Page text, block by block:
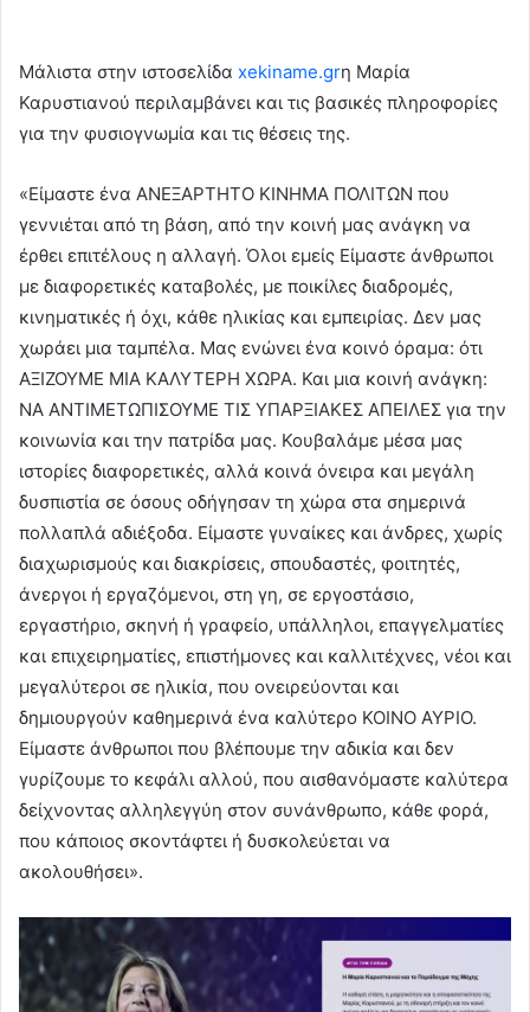
Μάλιστα στην ιστοσελίδα xekiname.grη Μαρία
Καρυστιανού περιλαμβάνει και τις βασικές πληροφορίες
για την φυσιογνωμία και τις θέσεις της.
«Είμαστε ένα ΑΝΕΞΑΡΤΗΤΟ ΚΙΝΗΜΑ ΠΟΛΙΤΩΝ που
γεννιέται από τη βάση, από την κοινή μας ανάγκη να
έρθει επιτέλους η αλλαγή. Όλοι εμείς Είμαστε άνθρωποι
με διαφορετικές καταβολές, με ποικίλες διαδρομές,
κινηματικές ή όχι, κάθε ηλικίας και εμπειρίας. Δεν μας
χωράει μια ταμπέλα. Μας ενώνει ένα κοινό όραμα: ότι
ΑΞΙΖΟΥΜΕ ΜΙΑ ΚΑΛΥΤΕΡΗ ΧΩΡΑ. Και μια κοινή ανάγκη:
ΝA ΑΝΤΙΜΕΤΩΠΙΣΟΥΜΕ ΤΙΣ ΥΠΑΡΞΙΑΚΕΣ ΑΠΕΙΛΕΣ για την
κοινωνία και την πατρίδα μας. Κουβαλάμε μέσα μας
ιστορίες διαφορετικές, αλλά κοινά όνειρα και μεγάλη
δυσπιστία σε όσους οδήγησαν τη χώρα στα σημερινά
πολλαπλά αδιέξοδα. Είμαστε γυναίκες και άνδρες, χωρίς
διαχωρισμούς και διακρίσεις, σπουδαστές, φοιτητές,
άνεργοι ή εργαζόμενοι, στη γη, σε εργοστάσιο,
εργαστήριο, σκηνή ή γραφείο, υπάλληλοι, επαγγελματίες
και επιχειρηματίες, επιστήμονες και καλλιτέχνες, νέοι και
μεγαλύτεροι σε ηλικία, που ονειρεύονται και
δημιουργούν καθημερινά ένα καλύτερο ΚΟΙΝΟ ΑΥΡΙΟ.
Είμαστε άνθρωποι που βλέπουμε την αδικία και δεν
γυρίζουμε το κεφάλι αλλού, που αισθανόμαστε καλύτερα
δείχνοντας αλληλεγγύη στον συνάνθρωπο, κάθε φορά,
που κάποιος σκοντάφτει ή δυσκολεύεται να
ακολουθήσει».